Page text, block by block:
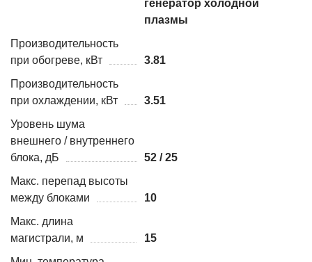
генератор холодной
плазмы
Производительность
при обогреве, кВт
3.81
Производительность
при охлаждении, кВт
3.51
Уровень шума
внешнего / внутреннего
блока, дБ
52 / 25
Макс. перепад высоты
между блоками
10
Макс. длина
магистрали, м
15